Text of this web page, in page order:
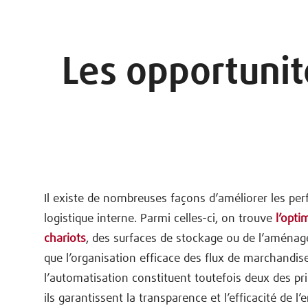
Les
Il existe de nombreuses façons d’améliorer les
logistique interne. Parmi celles-ci, on trouve
chariots, des surfaces de stockage ou de
que l’organisation efficace des flux de
l’automatisation constituent toutefois deux des
ils garantissent la transparence et l’efficacité de